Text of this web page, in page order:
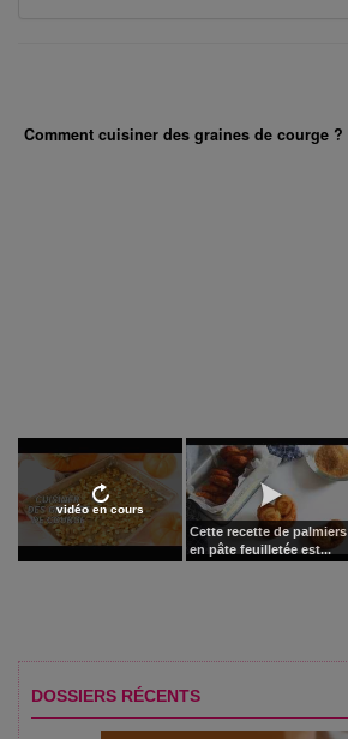
Comment cuisiner des graines de courge ?
vidéo en cours
Cette recette de palmiers
en pâte feuilletée est...
DOSSIERS RÉCENTS